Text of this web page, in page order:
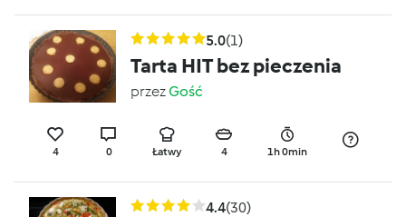
5.0(1)
Tarta HIT bez pieczenia
przezGość
4 0 Łatwy 4 1h 0min
4.4(30)